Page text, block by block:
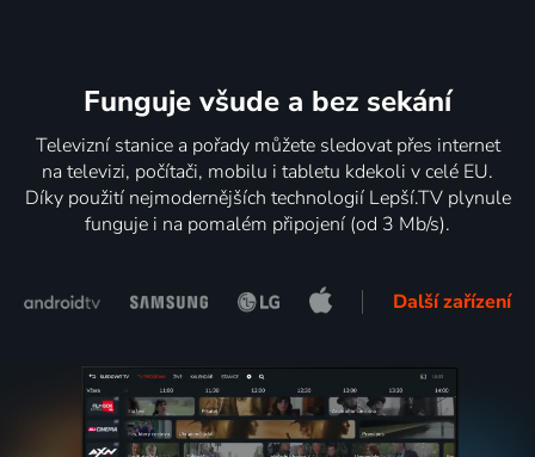
Funguje všude a bez sekání
Televizní stanice a pořady můžete sledovat přes internet
na televizi, počítači, mobilu i tabletu kdekoli v celé EU.
Díky použití nejmodernějších technologií Lepší.TV plynule
funguje i na pomalém připojení (od 3 Mb/s).
Další zařízení